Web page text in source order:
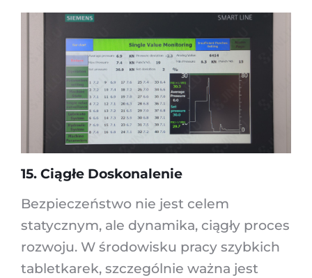
15. Ciągłe Doskonalenie
Bezpieczeństwo nie jest celem
statycznym, ale dynamika, ciągły proces
rozwoju. W środowisku pracy szybkich
tabletkarek, szczególnie ważna jest